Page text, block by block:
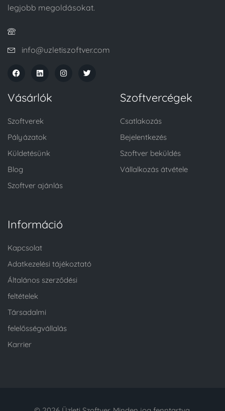
legjobb megoldásokat.
info@uzletiszoftver.com
Vásárlók
Szoftverek
Pályázatok
Küldetésünk
Blog
Szoftver ajánlás
Szoftvercégek
Csatlakozás
Bejelentkezés
Szoftver beküldés
Vállalkozás átvétele
Információ
Kapcsolat
Adatkezelési tájékoztató
Általános szerződési
feltételek
Társadalmi
felelősségvállalás
Karrier